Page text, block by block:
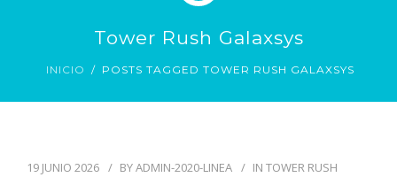
Tower Rush Galaxsys
INICIO POSTS TAGGED TOWER RUSH GALAXSYS
19 JUNIO 2026 BYADMIN-2020-LINEA IN TOWER RUSH